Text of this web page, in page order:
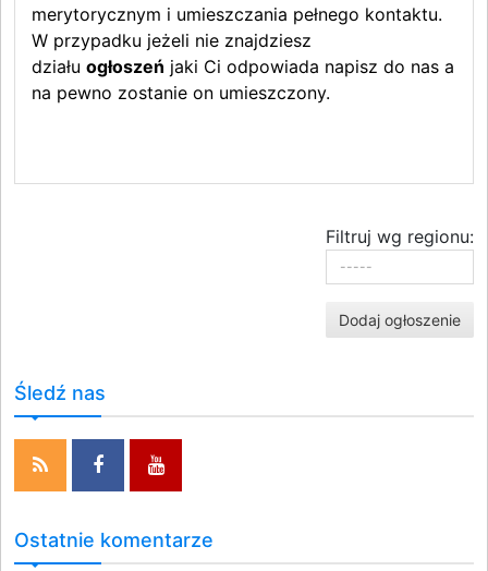
merytorycznym i umieszczania pełnego kontaktu.
W przypadku jeżeli nie znajdziesz
działu ogłoszeń jaki Ci odpowiada napisz do nas a
na pewno zostanie on umieszczony.
Filtruj wg regionu:
Dodaj ogłoszenie
Śledź nas
Ostatnie komentarze